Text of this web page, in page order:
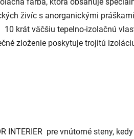
živíc s anorganickými
krát väčšiu tepelno-izolačnú
zloženie poskytuje trojitú
INTERIER pre vnútorné steny,